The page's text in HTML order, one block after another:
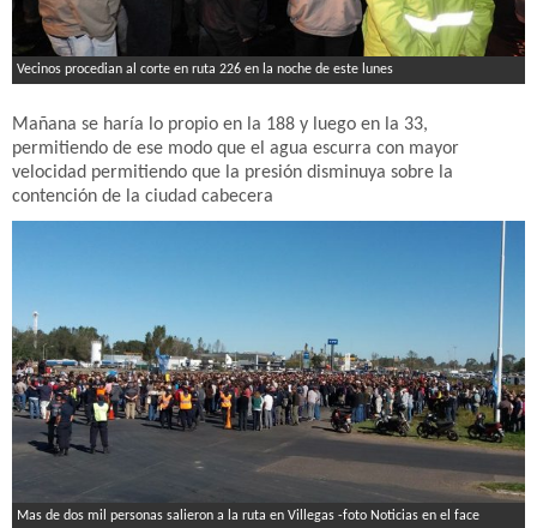
Vecinos procedian al corte en ruta 226 en la noche de este lunes
Mañana se haría lo propio en la 188 y luego en la 33,
permitiendo de ese modo que el agua escurra con mayor
velocidad permitiendo que la presión disminuya sobre la
contención de la ciudad cabecera
Mas de dos mil personas salieron a la ruta en Villegas -foto Noticias en el face